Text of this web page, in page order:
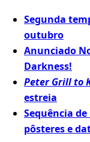
Segunda
outubro
Anunciado
Darkness!
Peter Grill to
estreia
Sequência de
pôsteres e